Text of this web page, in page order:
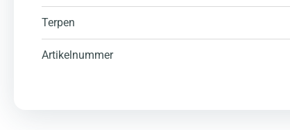
Terpen
Artikelnummer